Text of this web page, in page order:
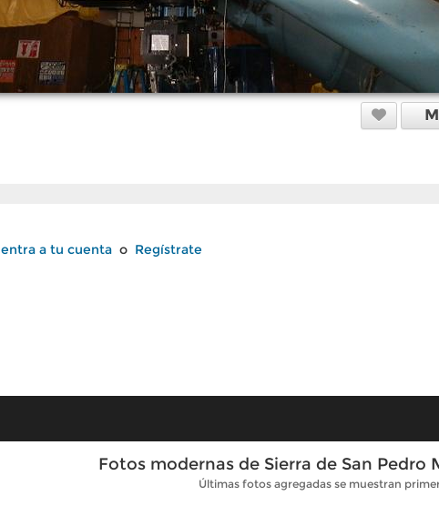
entra a tu cuenta o Regístrate
Fotos modernas de Sierra de San Pedro
Últimas fotos agregadas se muestran